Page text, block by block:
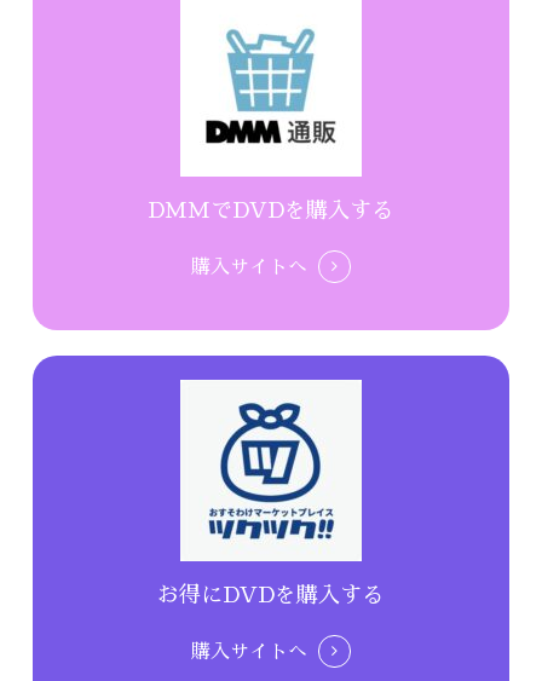
DMMでDVDを購入する
購入サイトへ
お得にDVDを購入する
購入サイトへ